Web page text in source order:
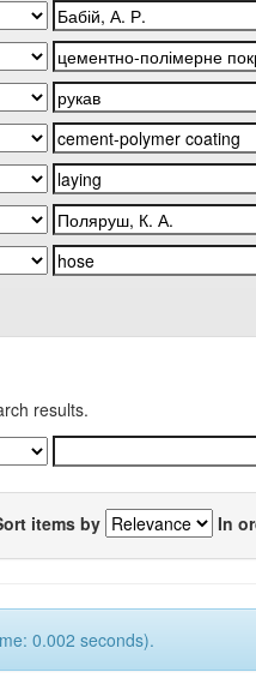
results.
items by In
0.002 seconds).